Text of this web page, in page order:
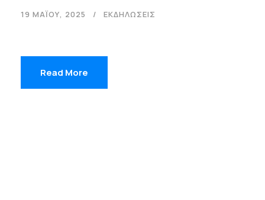
19 ΜΑΪ́ΟΥ, 2025 ΕΚΔΗΛΩΣΕΙΣ
Read More